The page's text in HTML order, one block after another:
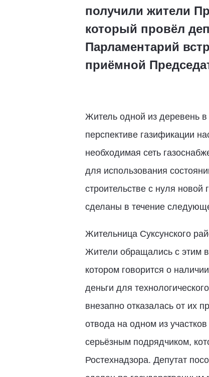
получили жители
который провёл
Парламентарий
приёмной
Житель одной из деревень
перспективе газификации
необходимая сеть
для использования
строительстве с нуля
сделаны в течение
Жительница Суксунского
Жители обращались с этим
котором говорится о
деньги для
внезапно отказалась от их
отвода на одном из
серьёзным подрядчиком,
Ростехнадзора. Депутат